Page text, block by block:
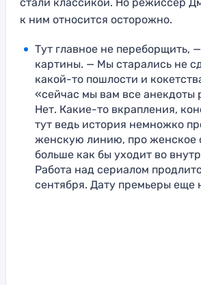
стали классикой. Но режиссер
к ним относится осторожно.
Тут главное не переборщить,
картины. — Мы старались не
какой-то пошлости и
«сейчас мы вам все анекдоты
Нет. Какие-то вкрапления,
тут ведь история немножко
женскую линию, про женское
больше как бы уходит во
Работа над сериалом
сентября. Дату премьеры еще